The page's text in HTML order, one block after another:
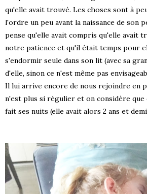
qu'elle avait trouvé. Les choses sont à
l'ordre un peu avant la naissance de son
pense qu'elle avait compris qu'elle avait
notre patience et qu'il était temps pour
s'endormir seule dans son lit (avec sa
d'elle, sinon ce n'est même pas
Il lui arrive encore de nous rejoindre en
n'est plus si régulier et on considère que
fait ses nuits (elle avait alors 2 ans et
!